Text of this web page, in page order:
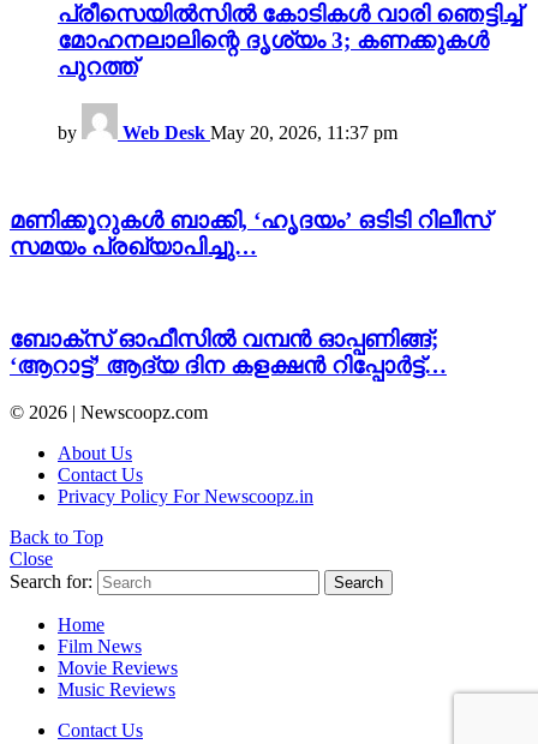
പ്രീസെയിൽസിൽ കോടികൾ വാരി ഞെട്ടിച്ച്
മോഹനലാലിന്റെ ദൃശ്യം 3; കണക്കുകൾ
പുറത്ത്
by Web Desk May 20, 2026, 11:37 pm
മണിക്കൂറുകൾ ബാക്കി, ‘ഹൃദയം’ ഒടിടി റിലീസ്
സമയം പ്രഖ്യാപിച്ചു…
ബോക്സ് ഓഫീസിൽ വമ്പൻ ഓപ്പണിങ്ങ്‌;
‘ആറാട്ട്’ ആദ്യ ദിന കളക്ഷന്‍ റിപ്പോര്‍ട്ട്…
© 2026 | Newscoopz.com
About Us
Contact Us
Privacy Policy For Newscoopz.in
Back to Top
Close
Search for:
Search
Home
Film News
Movie Reviews
Music Reviews
Contact Us